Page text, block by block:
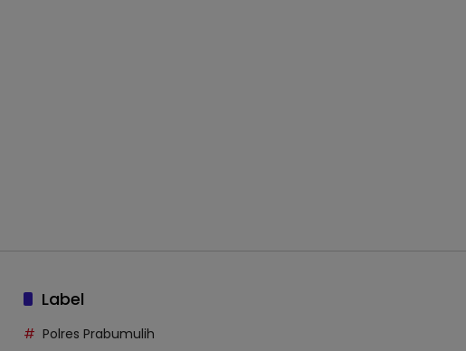
Label
Polres Prabumulih